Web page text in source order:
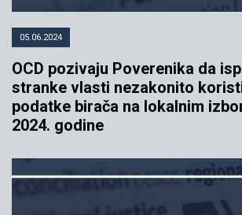
05.06.2024
OCD pozivaju Poverenika da
stranke vlasti nezakonito
podatke birača na lokalnim
2024. godine